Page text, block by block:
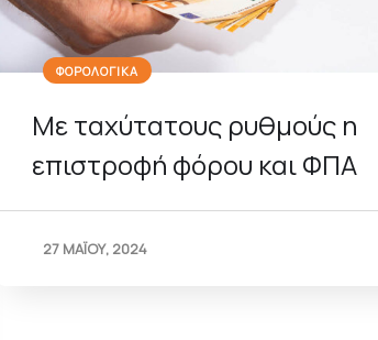
ΦΟΡΟΛΟΓΙΚΑ
Με ταχύτατους ρυθμούς η
επιστροφή φόρου και ΦΠΑ
27 ΜΑΪΟΥ, 2024